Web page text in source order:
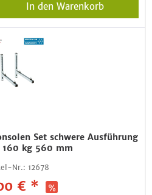
In den Warenkorb
Set schwere Ausführung
160 kg 560 mm
Nr.: 12678
€ *